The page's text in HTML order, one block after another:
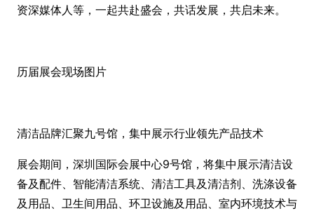
资深媒体人等，一起共赴盛会，共话发展，共启未来。
历届展会现场图片
清洁品牌汇聚九号馆，集中展示行业领先产品技术
展会期间，深圳国际会展中心9号馆，将集中展示清洁设
备及配件、智能清洁系统、清洁工具及清洁剂、洗涤设备
及用品、卫生间用品、环卫设施及用品、室内环境技术与